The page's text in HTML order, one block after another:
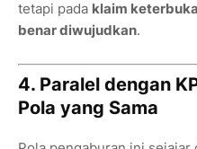
tetapi pada klaim
benar diwujudkan.
4. Paralel dengan
Pola yang Sama